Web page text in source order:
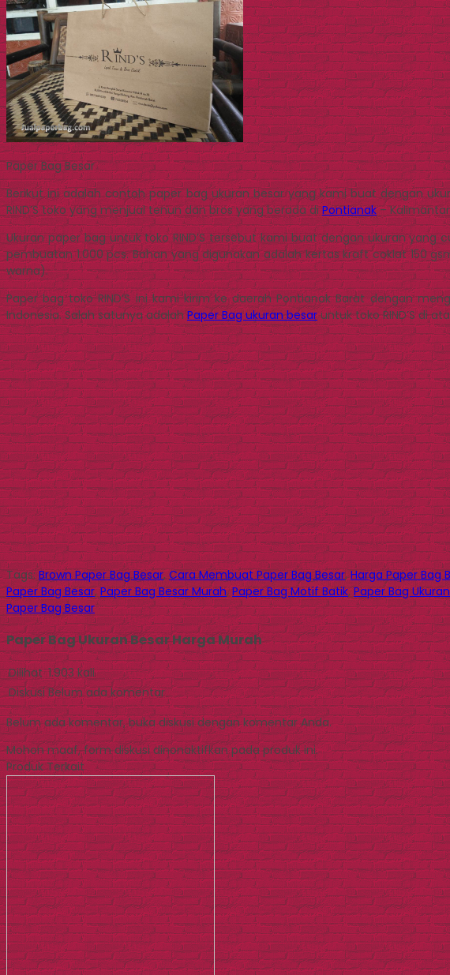
Paper Bag Besar
Berikut ini adalah contoh paper bag ukuran besar yang kami buat dengan
RIND’S toko yang menjual tenun dan bros yang berada diPontianak–
Ukuran paper bag untuk toko RIND’S tersebut kami buat dengan ukuran yang
pembuatan 1.000 pcs. Bahan yang digunakan adalah kertas kraft coklat 150
warna).
Paper bag toko RIND’S ini kami kirim ke daerah Pontianak Barat dengan
Indonesia. Salah satunya adalahPaper Bag ukuran besaruntuk toko RIND’S di
Tags:Brown Paper Bag Besar,Cara Membuat Paper Bag Besar,Harga Paper Bag
Paper Bag Besar,Paper Bag Besar Murah,Paper Bag Motif Batik,Paper Bag
Paper Bag Besar
Paper Bag Ukuran Besar Harga Murah
Dilihat 1.903 kali
Diskusi Belum ada komentar
Belum ada komentar, buka diskusi dengan komentar Anda.
Mohon maaf, form diskusi dinonaktifkan pada produk ini.
Produk Terkait